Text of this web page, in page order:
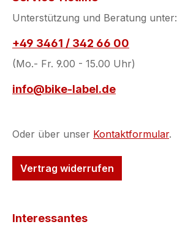
Unterstützung und Beratung unter:
+49 3461 / 342 66 00
(Mo.- Fr. 9.00 - 15.00 Uhr)
info@bike-label.de
Oder über unser Kontaktformular.
Vertrag widerrufen
Interessantes